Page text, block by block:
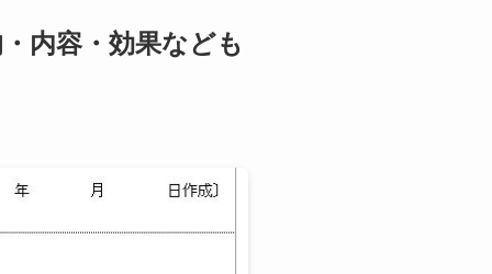
内容・効果なども